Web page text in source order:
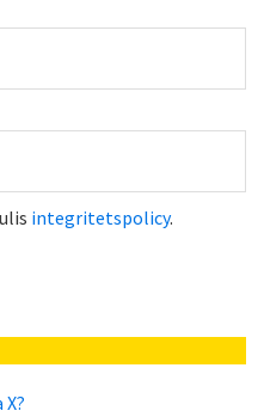
integritetspolicy.